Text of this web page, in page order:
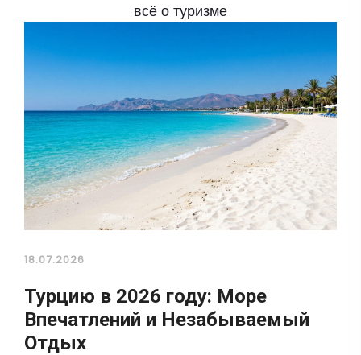
всё о туризме
18.07.2026
Турцию в 2026 году: Море
Впечатлений и Незабываемый
Отдых